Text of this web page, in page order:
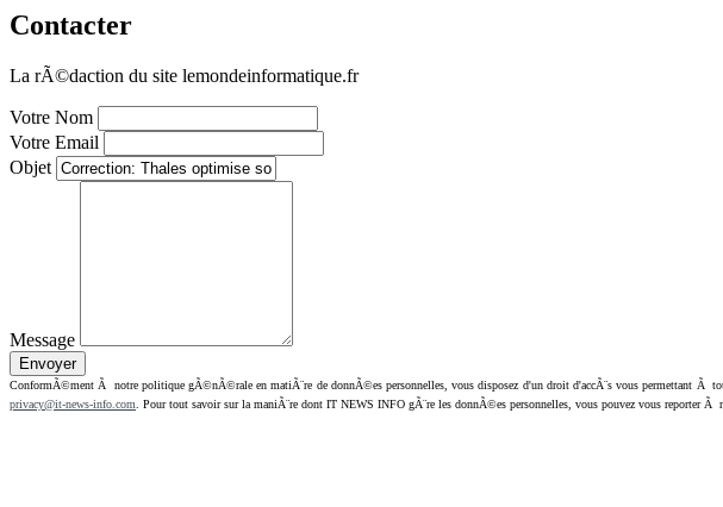
Contacter
La rÃ©daction du site lemondeinformatique.fr
Votre Nom
Votre Email
Objet
Message
ConformÃ©ment Ã notre politique gÃ©nÃ©rale en matiÃ¨re de donnÃ©es personnelles, vous disposez d'un droit d'accÃ¨s vous permettant Ã
privacy@it-news-info.com . Pour tout savoir sur la maniÃ¨re dont IT NEWS INFO gÃ¨re les donnÃ©es personnelles, vous pouvez vous reporter Ã